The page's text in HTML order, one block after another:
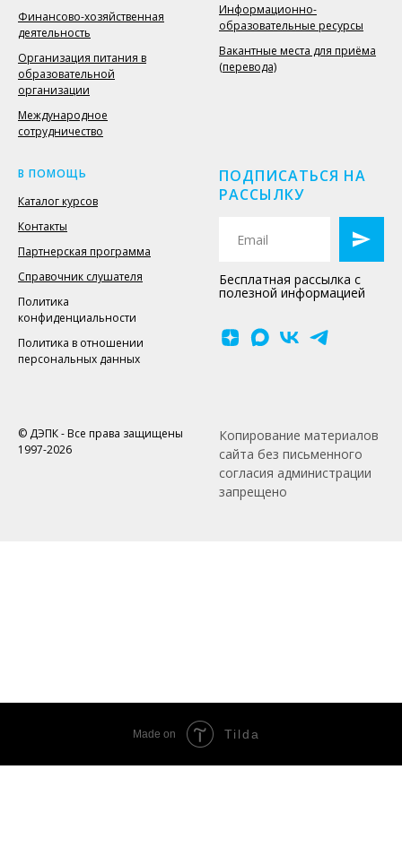
Финансово-хозяйственная
деятельность
Организация питания в
образовательной
организации
Международное
сотрудничество
Информационно-
образовательные ресурсы
Вакантные места для приёма
(перевода)
В ПОМОЩЬ
Каталог курсов
Контакты
Партнерская программа
Справочник слушателя
Политика
конфиденциальности
Политика в отношении
персональных данных
ПОДПИСАТЬСЯ НА
РАССЫЛКУ
Бесплатная рассылка с
полезной информацией
© ДЭПК - Все права защищены
1997-2026
Копирование материалов
сайта без письменного
согласия администрации
запрещено
Made on Tilda